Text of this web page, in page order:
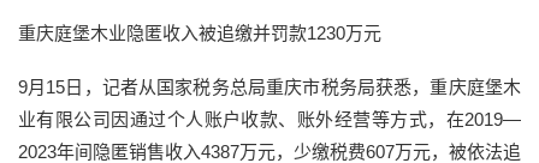
重庆庭堡木业隐匿收入被追缴并罚款1230万元
9月15日，记者从国家税务总局重庆市税务局获悉，重庆庭堡木
业有限公司因通过个人账户收款、账外经营等方式，在2019—
2023年间隐匿销售收入4387万元，少缴税费607万元，被依法追